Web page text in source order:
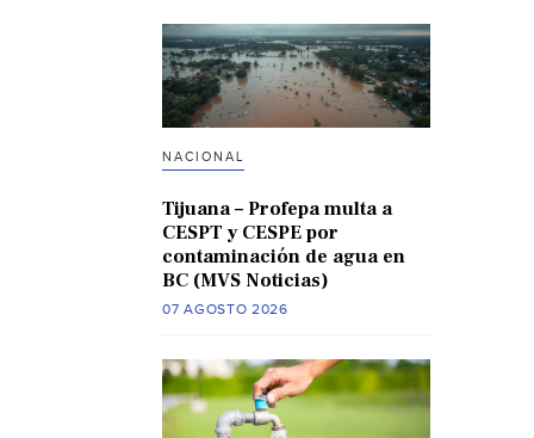
NACIONAL
Tijuana – Profepa multa a
CESPT y CESPE por
contaminación de agua en
BC (MVS Noticias)
07 AGOSTO 2026